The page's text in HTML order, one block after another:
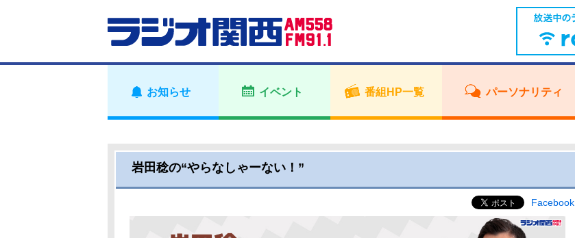
お知らせ イベント 番組HP一覧 パーソナリティ
岩田稔の“やらなしゃーない！”
Facebook